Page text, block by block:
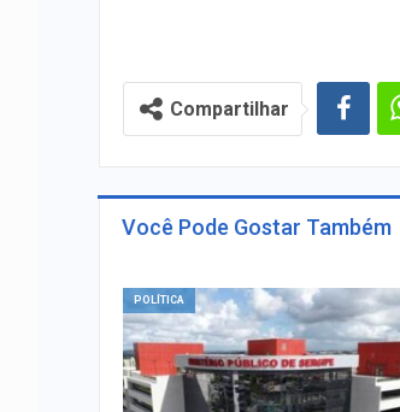
Compartilhar
Você Pode Gostar Também
POLÍTICA